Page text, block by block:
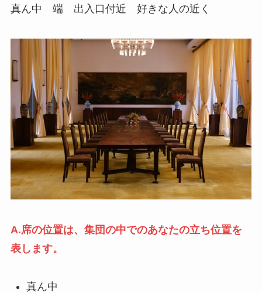
真ん中 端 出入口付近 好きな人の近く
A.席の位置は、集団の中でのあなたの立ち位置を
表します。
真ん中